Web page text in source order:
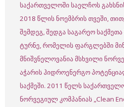
საქართველოში საელჩოს
2018 წლის ნოემბრის თვეში,
შემდეგ, შედგა საგარეო
ტურნე, რომელის ფარგლებში
მნიშვნელოვანია მსხვილი
აჭარის ჰიდროენერგო
საქმეში. 2011 წელს
ნორვეგიულ კომპანიას „Clean